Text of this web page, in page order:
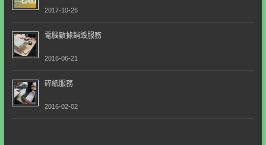
2017-10-26
電腦數據銷毀服務
2016-06-21
碎紙服務
2016-02-02